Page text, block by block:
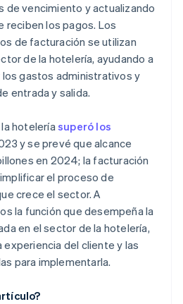
de vencimiento y actualizando
reciben los pagos. Los
de facturación se utilizan
de la hotelería, ayudando a
los gastos administrativos y
entrada y salida.
hoteleríasuperó los
y se prevé que alcance
en 2024; la facturación
el proceso de
crece el sector. A
la función que desempeña la
en el sector de la hotelería,
del cliente y las
para implementarla.